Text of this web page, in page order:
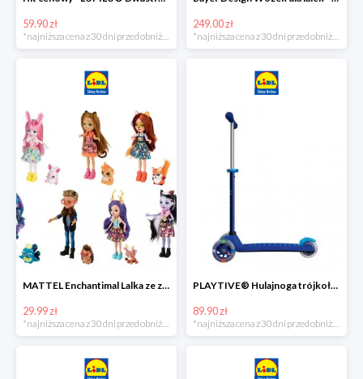
59.90 zł
*najniższa cena z 30 dni przed obniżką
249.00 zł
*najniższa cena z 30 dni przed obniżką
MATTEL Enchantimal Lalka ze zwierzątkiem
29.99 zł
*najniższa cena z 30 dni przed obniżką
PLAYTIVE® Hulajnoga trójkołowa Tri Scooter z diodami LED
89.90 zł
*najniższa cena z 30 dni przed obniżką